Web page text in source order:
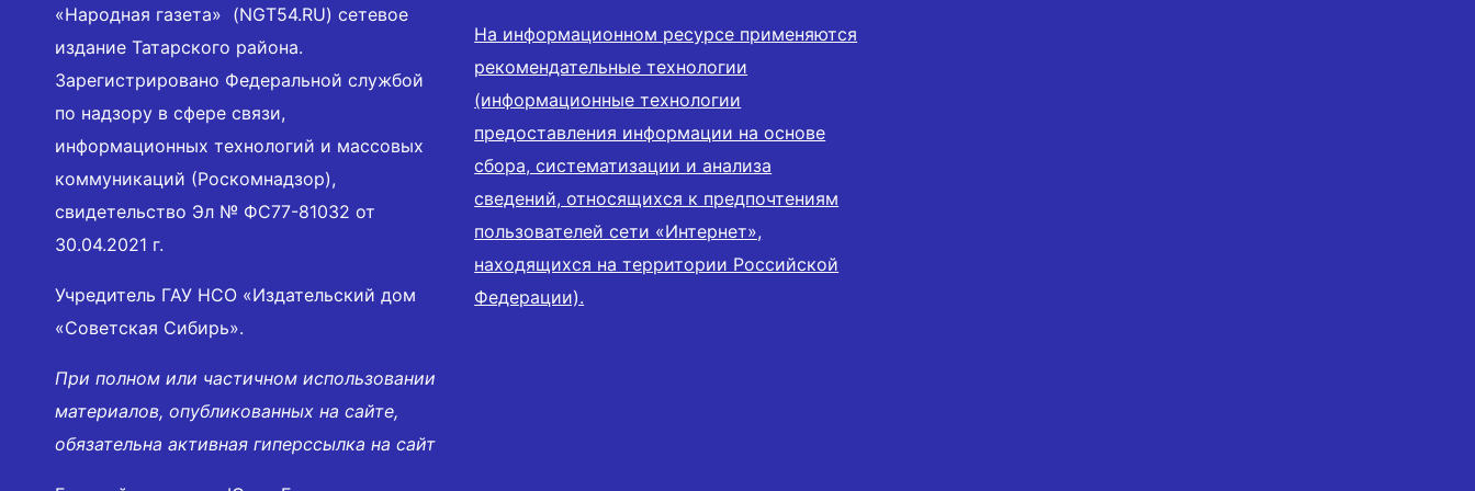
«Народная газета» (NGT54.RU) сетевое
издание Татарского района.
Зарегистрировано Федеральной службой
по надзору в сфере связи,
информационных технологий и массовых
коммуникаций (Роскомнадзор),
свидетельство Эл № ФС77-81032 от
30.04.2021 г.
Учредитель ГАУ НСО «Издательский дом
«Советская Сибирь».
При полном или частичном использовании
материалов, опубликованных на сайте,
обязательна активная гиперссылка на сайт
На информационном ресурсе применяются
рекомендательные технологии
(информационные технологии
предоставления информации на основе
сбора, систематизации и анализа
сведений, относящихся к предпочтениям
пользователей сети «Интернет»,
находящихся на территории Российской
Федерации).